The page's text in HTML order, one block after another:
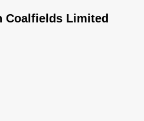
Coalfields Limited